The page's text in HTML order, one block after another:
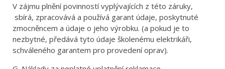
V zájmu plnění povinností vyplývajících z této záruky,
sbírá, zpracovává a používá garant údaje, poskytnuté
zmocněncem a údaje o jeho výrobku. (a pokud je to
nezbytné, předává tyto údaje školenému elektrikáři,
schváleného garantem pro provedení oprav).